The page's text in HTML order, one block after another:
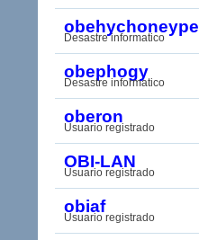
obehychoneype
Desastre informatico
obephogy
Desastre informatico
oberon
Usuario registrado
OBI-LAN
Usuario registrado
obiaf
Usuario registrado